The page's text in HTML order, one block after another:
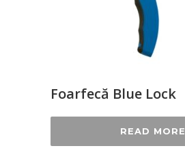
Foarfecă Blue Lock
READ MORE